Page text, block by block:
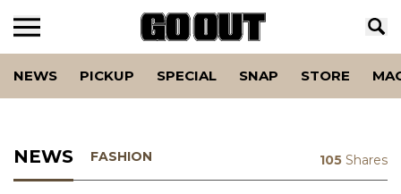
NEWS PICKUP SPECIAL SNAP STORE
NEWS FASHION 105 Shares